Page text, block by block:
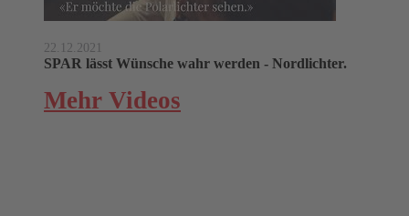
22.12.2021
SPAR lässt Wünsche wahr werden - Nordlichter.
Mehr Videos